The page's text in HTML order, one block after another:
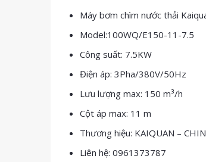
Máy bơm chìm nước thải
Model:100WQ/E150-11-7.5
Công suất: 7.5KW
Điện áp: 3Pha/380V/50Hz
Lưu lượng max: 150 m³/h
Cột áp max: 11 m
Thương hiệu: KAIQUAN –
Liên hệ: 0961373787